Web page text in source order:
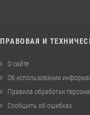
ПРАВОВАЯ И
О сайте
Об использовании
Правила обработки
Сообщить об ошибках